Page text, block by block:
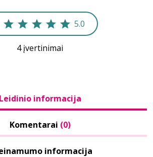
5.0
4 įvertinimai
Leidinio informacija
Komentarai (0)
informacija